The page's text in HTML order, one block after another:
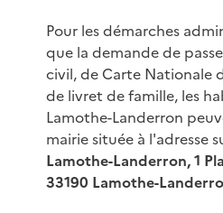
Pour les démarches
que la demande de
civil, de Carte Nationale
de livret de famille, les
Lamothe-Landerron
mairie située à l'adresse
Lamothe-Landerron, 1
33190 Lamothe-